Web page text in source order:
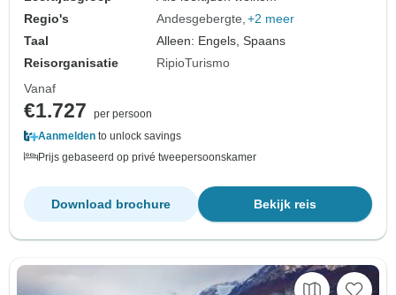
Regio's
Andesgebergte +2 meer
Taal
Alleen: Engels, Spaans
Reisorganisatie
RipioTurismo
Vanaf
€1.727
per persoon
Aanmelden to unlock savings
Prijs gebaseerd op privé tweepersoonskamer
Bekijk reis
Download brochure